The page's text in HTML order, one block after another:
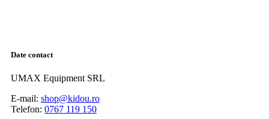
Date contact
UMAX Equipment SRL
E-mail: shop@kidou.ro
Telefon: 0767 119 150